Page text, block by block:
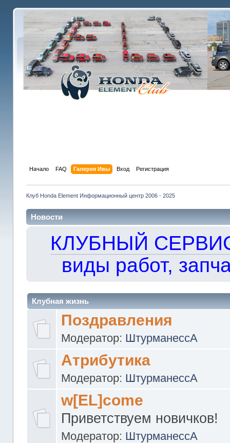
Начало FAQ Галерея Ивы Вход Регистрация
Клуб Honda Element Информационный центр 2006 - 2025
Новости
КЛУБНЫЙ
виды работ,
Клубная жизнь
Поздравления
Модератор: ШтурманессА
Атрибутика
Модератор: ШтурманессА
w[EL]come
Приветствуем новичков!
Модератор: ШтурманессА